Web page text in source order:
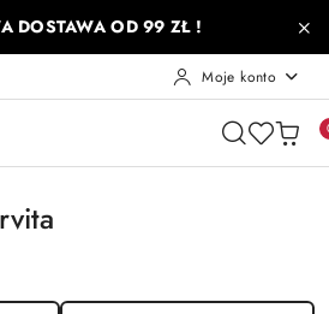
DOSTAWA OD 99 ZŁ !
Moje konto